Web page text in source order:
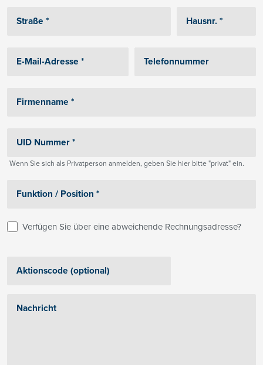
Wenn Sie sich als Privatperson anmelden, geben Sie hier bitte "privat" ein.
Verfügen Sie über eine abweichende Rechnungsadresse?